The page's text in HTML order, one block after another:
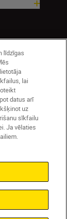
līdzīgas
lai
datus arī
uz
sīkfailu
Ja vēlaties